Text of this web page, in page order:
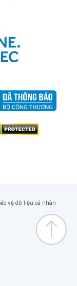
vệ dữ liệu cá nhân